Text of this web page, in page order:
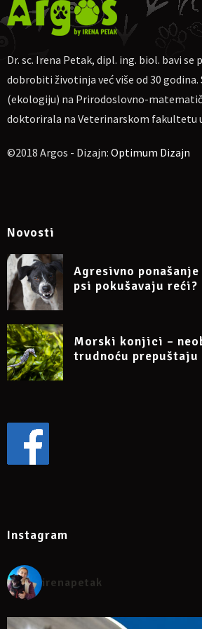
Za uplatu:IBAN
Petak.
dr.sc.irena.petak@gmail.com
Molim naznačiti: „Za webinar o
dr.sc.irena.petak@gmail.com
Napomena: sudjelovanje na webinaru
Dr. sc. Irena Petak, dipl. ing. biol. bavi se
dobrobiti životinja već više od 30
(ekologiju) na Prirodoslovno-
doktorirala na Veterinarskom fakultetu
©2018 Argos - Dizajn: Optimum Dizajn
Novosti
Agresivno ponašanje
psi pokušavaju reći?
Morski konjici –
trudnoću prepuštaju
Instagram
irenapetak